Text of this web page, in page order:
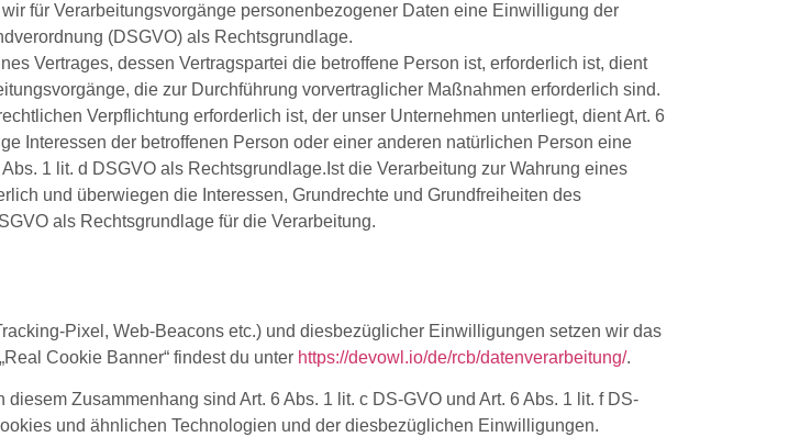
für Verarbeitungsvorgänge personenbezogener Daten eine Einwilligung der
(DSGVO) als Rechtsgrundlage.
Vertrages, dessen Vertragspartei die betroffene Person ist, erforderlich ist, dient
die zur Durchführung vorvertraglicher Maßnahmen erforderlich sind.
Verpflichtung erforderlich ist, der unser Unternehmen unterliegt, dient Art. 6
Interessen der betroffenen Person oder einer anderen natürlichen Person eine
1 lit. d DSGVO als Rechtsgrundlage.Ist die Verarbeitung zur Wahrung eines
und überwiegen die Interessen, Grundrechte und Grundfreiheiten des
als Rechtsgrundlage für die Verarbeitung.
Pixel, Web-Beacons etc.) und diesbezüglicher Einwilligungen setzen wir das
Cookie Banner“ findest du unter https://devowl.io/de/rcb/datenverarbeitung/.
Zusammenhang sind Art. 6 Abs. 1 lit. c DS-GVO und Art. 6 Abs. 1 lit. f DS-
und ähnlichen Technologien und der diesbezüglichen Einwilligungen.